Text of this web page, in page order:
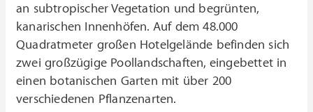
an subtropischer Vegetation und begrünten,
kanarischen Innenhöfen. Auf dem 48.000
Quadratmeter großen Hotelgelände befinden sich
zwei großzügige Poollandschaften, eingebettet in
einen botanischen Garten mit über 200
verschiedenen Pflanzenarten.